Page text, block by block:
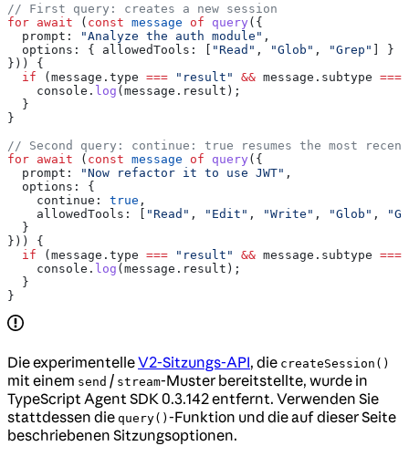
// First query: creates a new session
for await ( const message of query ({
  prompt:
"Analyze the auth module" ,
  options:
{ allowedTools: [ "Read" , "Glob" , "Grep" ] }
})) {
  if
(message . type === "result" && message . subtype ===
    console
. log (message . result );
  }
}
// Second query: continue: true resumes the most
for await ( const message of query ({
  prompt:
"Now refactor it to use JWT" ,
  options:
{
    continue:
true ,
    allowedTools:
[ "Read" , "Edit" , "Write" , "Glob" ,
  }
})) {
  if
(message . type === "result" && message . subtype ===
    console
. log (message . result );
  }
}
Die experimentelleV2-Sitzungs-API, die createSession()
mit einem send / stream-Muster bereitstellte, wurde in
TypeScript Agent SDK 0.3.142 entfernt. Verwenden Sie
stattdessen die query() -Funktion und die auf dieser Seite
beschriebenen Sitzungsoptionen.